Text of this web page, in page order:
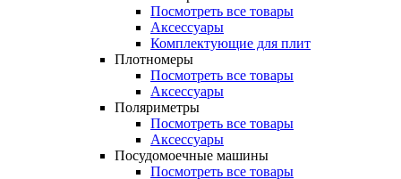
Посмотреть все товары
Аксессуары
Комплектующие для плит
Плотномеры
Посмотреть все товары
Аксессуары
Поляриметры
Посмотреть все товары
Аксессуары
Посудомоечные машины
Посмотреть все товары